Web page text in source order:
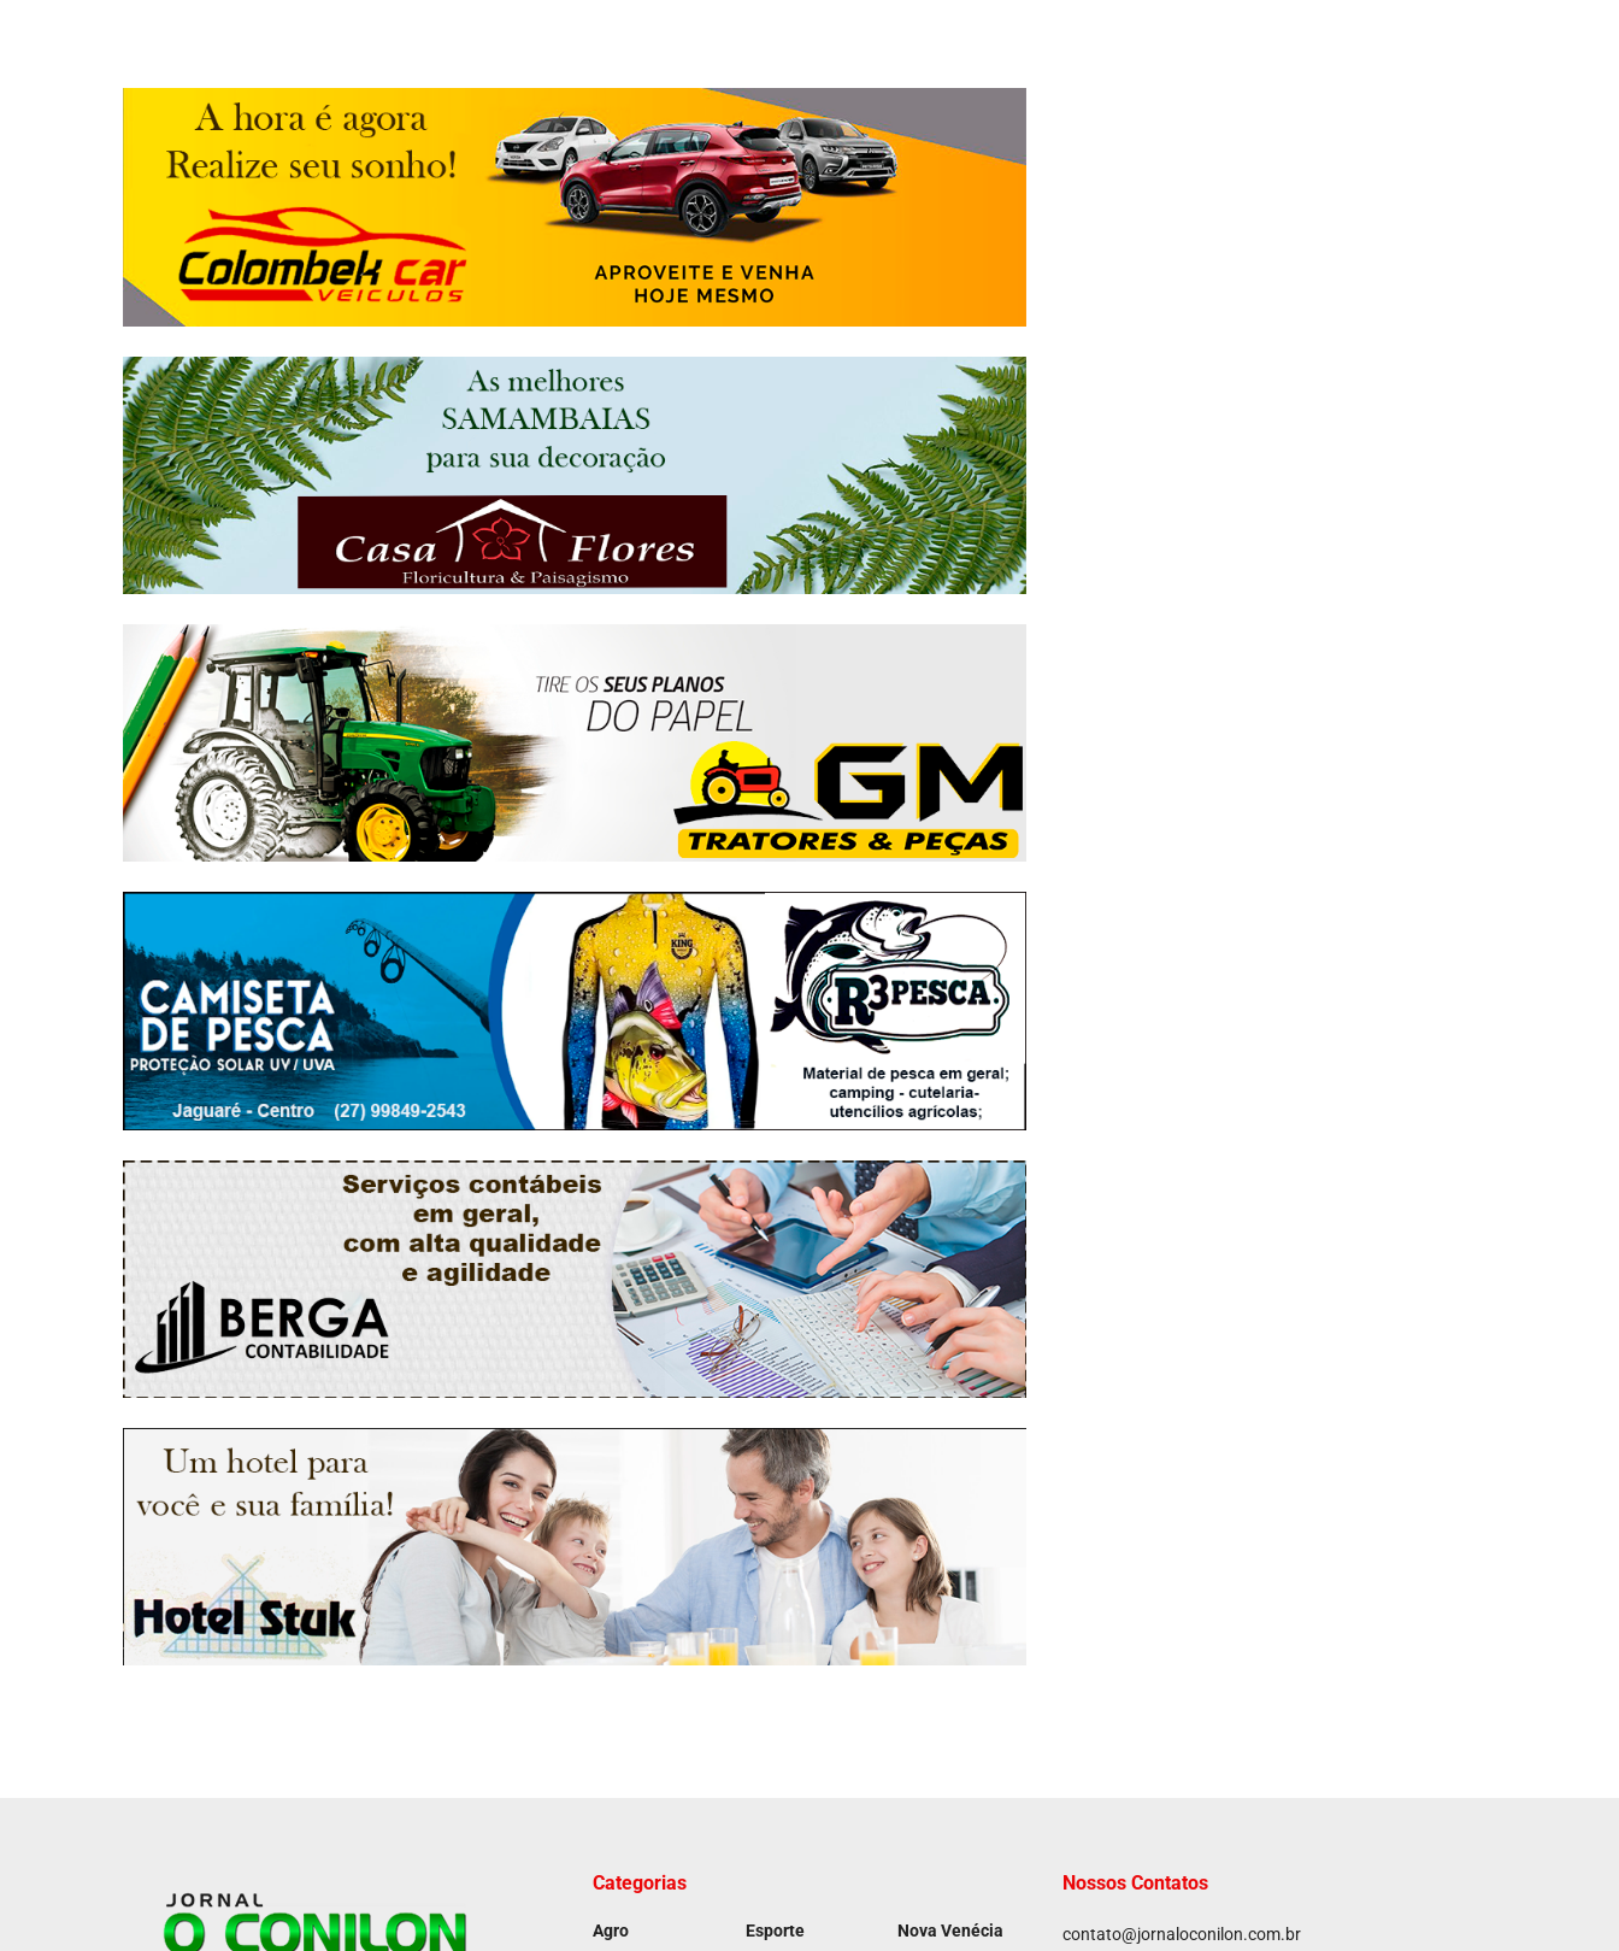
Categorias
Agro Esporte Nova Venécia
Nossos Contatos
contato@jornaloconilon.com.br